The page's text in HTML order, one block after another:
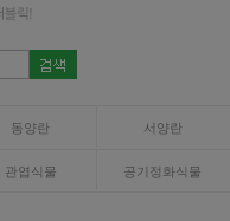
동양란 서양란
관엽식물 공기정화식물